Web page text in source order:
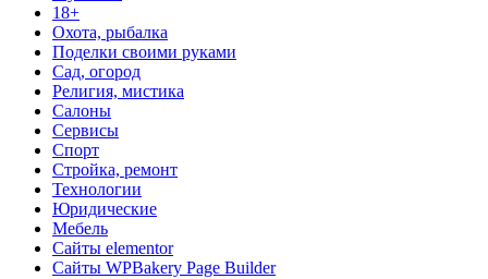
18+
Охота, рыбалка
Поделки своими руками
Сад, огород
Религия, мистика
Салоны
Сервисы
Спорт
Стройка, ремонт
Технологии
Юридические
Мебель
Сайты elementor
Сайты WPBakery Page Builder